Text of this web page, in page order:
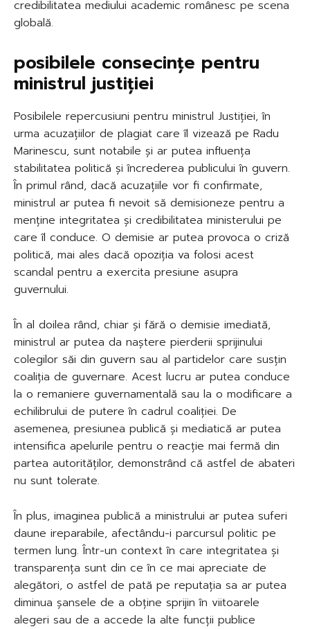
credibilitatea mediului academic românesc pe scena
globală.
posibilele consecințe pentru
ministrul justiției
Posibilele repercusiuni pentru ministrul Justiției, în
urma acuzațiilor de plagiat care îl vizează pe Radu
Marinescu, sunt notabile și ar putea influența
stabilitatea politică și încrederea publicului în guvern.
În primul rând, dacă acuzațiile vor fi confirmate,
ministrul ar putea fi nevoit să demisioneze pentru a
menține integritatea și credibilitatea ministerului pe
care îl conduce. O demisie ar putea provoca o criză
politică, mai ales dacă opoziția va folosi acest
scandal pentru a exercita presiune asupra
guvernului.
În al doilea rând, chiar și fără o demisie imediată,
ministrul ar putea da naștere pierderii sprijinului
colegilor săi din guvern sau al partidelor care susțin
coaliția de guvernare. Acest lucru ar putea conduce
la o remaniere guvernamentală sau la o modificare a
echilibrului de putere în cadrul coaliției. De
asemenea, presiunea publică și mediatică ar putea
intensifica apelurile pentru o reacție mai fermă din
partea autorităților, demonstrând că astfel de abateri
nu sunt tolerate.
În plus, imaginea publică a ministrului ar putea suferi
daune ireparabile, afectându-i parcursul politic pe
termen lung. Într-un context în care integritatea și
transparența sunt din ce în ce mai apreciate de
alegători, o astfel de pată pe reputația sa ar putea
diminua șansele de a obține sprijin în viitoarele
alegeri sau de a accede la alte funcții publice